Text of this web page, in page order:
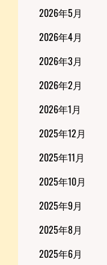
2026年5月
2026年4月
2026年3月
2026年2月
2026年1月
2025年12月
2025年11月
2025年10月
2025年9月
2025年8月
2025年6月